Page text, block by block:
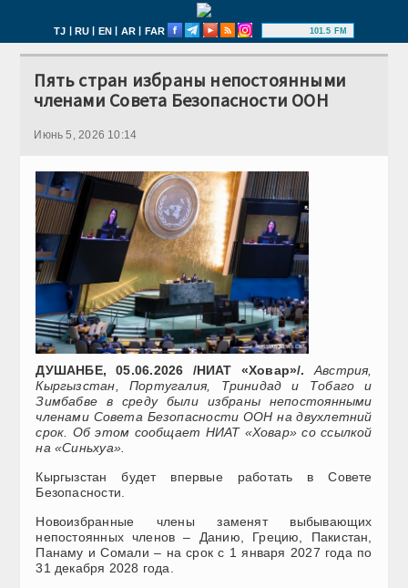
TJ | RU | EN | AR | FAR 101.5 FM
Пять стран избраны непостоянными
членами Совета Безопасности ООН
Июнь 5, 2026 10:14
ДУШАНБЕ, 05.06.2026 /НИАТ «Ховар»/.
Австрия,
Кыргызстан, Португалия, Тринидад и Тобаго и
Зимбабве в среду были избраны непостоянными
членами Совета Безопасности ООН на двухлетний
срок. Об этом сообщает НИАТ «Ховар» со ссылкой
на «Синьхуа».
Кыргызстан будет впервые работать в Совете
Безопасности.
Новоизбранные члены заменят выбывающих
непостоянных членов – Данию, Грецию, Пакистан,
Панаму и Сомали – на срок с 1 января 2027 года по
31 декабря 2028 года.